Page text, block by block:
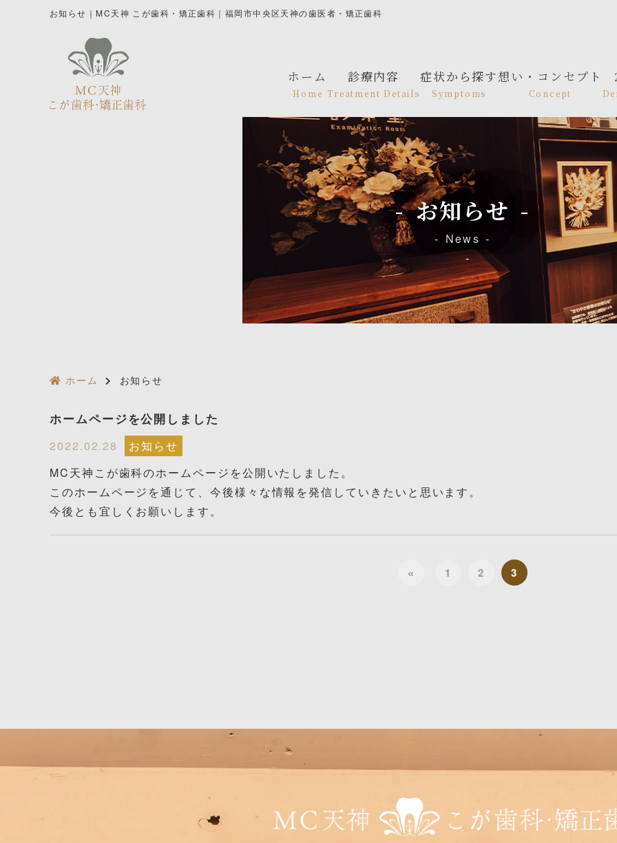
ホーム
Home
診療内容
Treatment Details
症状から探す
Symptoms
想い・コンセプト
Concept
お知らせ
News
お知らせ｜MC天神 こが歯科・矯正歯科｜福岡市中央区天神の歯医者・矯正歯科
ホーム お知らせ
ホームページを公開しました
2022.02.28
お知らせ
MC天神こが歯科のホームページを公開いたしました。
このホームページを通じて、今後様々な情報を発信していきたいと思います。
今後とも宜しくお願いします。
1 2 3